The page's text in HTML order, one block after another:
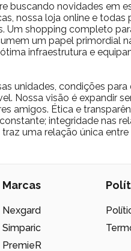
buscando novidades em
nossa loja online e todas
Um shopping completo
um papel primordial
infraestrutura e
unidades, condições para
Nossa visão é expandir
amigos. Ética e
integridade nas
uma relação única
Marcas
Nexgard
Simparic
PremieR